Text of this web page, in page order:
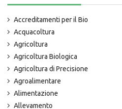
Accreditamenti per il Bio
Acquacoltura
Agricoltura
Agricoltura Biologica
Agricoltura di Precisione
Agroalimentare
Alimentazione
Allevamento